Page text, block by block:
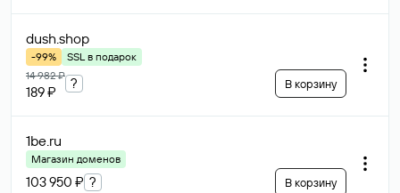
dush.shop
-99%
SSL в подарок
14 982 ₽
189 ₽
? В корзину
1be.ru
Магазин доменов
103 950 ₽ ? В корзину